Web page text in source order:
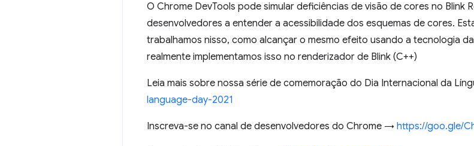
O Chrome DevTools pode simular deficiências de visão de cores no Blink
desenvolvedores a entender a acessibilidade dos esquemas de cores.
trabalhamos nisso, como alcançar o mesmo efeito usando a tecnologia da
realmente implementamos isso no renderizador de Blink (C++)
Leia mais sobre nossa série de comemoração do Dia Internacional da
language-day-2021
Inscreva-se no canal de desenvolvedores do Chrome → https://goo.gle/